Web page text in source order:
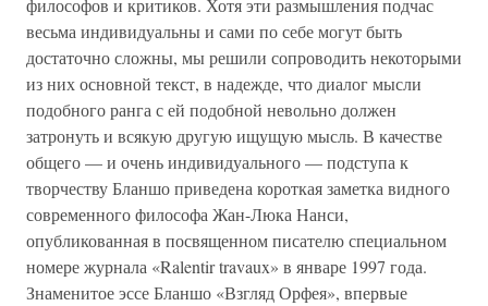
философов и критиков. Хотя эти размышления подчас
весьма индивидуальны и сами по себе могут быть
достаточно сложны, мы решили сопроводить некоторыми
из них основной текст, в надежде, что диалог мысли
подобного ранга с ей подобной невольно должен
затронуть и всякую другую ищущую мысль. В качестве
общего — и очень индивидуального — подступа к
творчеству Бланшо приведена короткая заметка видного
современного философа Жан-Люка Нанси,
опубликованная в посвященном писателю специальном
номере журнала «Ralentir travaux» в январе 1997 года.
Знаменитое эссе Бланшо «Взгляд Орфея», впервые